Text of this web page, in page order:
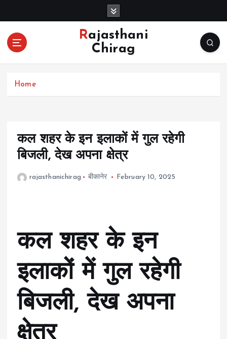
o
Rajasthani
Chirag
Home
कल शहर के इन इलाकों में गुल रहेगी
बिजली, देख अपना क्षेत्र
rajasthanichirag बीकानेर February 10, 2025
कल शहर के इन
इलाकों में गुल रहेगी
बिजली, देख अपना
क्षेत्र